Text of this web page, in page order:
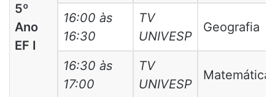
5º
Ano
EF I
16:00 às
16:30
TV
UNIVESP
Geografia
16:30 às
17:00
TV
UNIVESP
Matemática